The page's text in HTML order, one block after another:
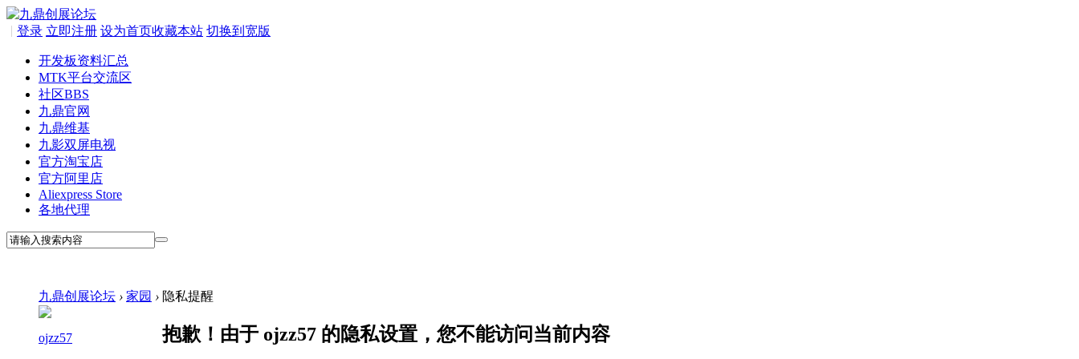
登录
| 立即注册 设为首页收藏本站 切换到宽版
开发板资料汇总
MTK平台交流区
社区BBS
九鼎官网
九鼎维基
九影双屏电视
官方淘宝店
官方阿里店
Aliexpress Store
各地代理
九鼎创展论坛 › 家园 › 隐私提醒
ojzz57 抱歉！由于 ojzz57 的隐私设置，您不能访问当前内容